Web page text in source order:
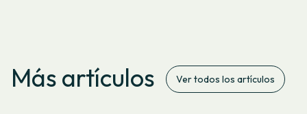
Más artículos Ver todos los artículos